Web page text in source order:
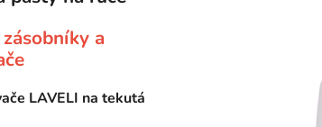
a
LAVELI na tekutá